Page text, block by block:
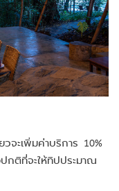
วจะเพิ่มค่าบริการ 10%
ปกติที่จะให้ทิปประมาณ